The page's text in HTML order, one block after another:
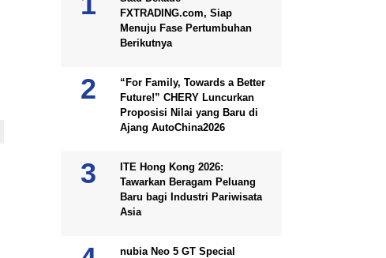
FXTRADING.com, Siap
Menuju Fase Pertumbuhan
Berikutnya
“For Family, Towards a Better
Future!” CHERY Luncurkan
Proposisi Nilai yang Baru di
Ajang AutoChina2026
ITE Hong Kong 2026:
Tawarkan Beragam Peluang
Baru bagi Industri Pariwisata
Asia
nubia Neo 5 GT Special